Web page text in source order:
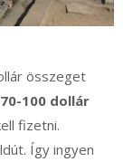
összeget
100 dollár
fizetni.
Így ingyen